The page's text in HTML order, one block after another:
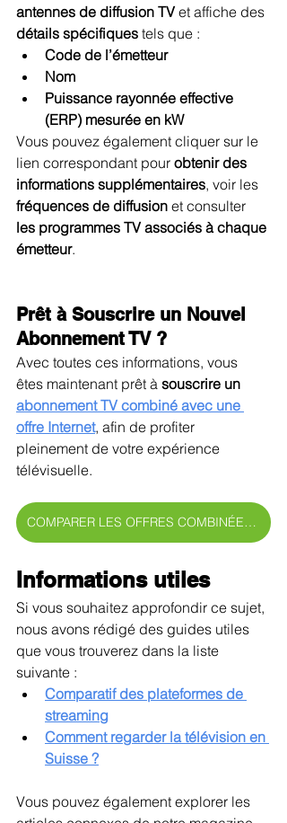
antennes de diffusion TV et affiche des
détails spécifiques tels que :
Code de l’émetteur
Nom
Puissance rayonnée effective
(ERP) mesurée en kW
Vous pouvez également cliquer sur le
lien correspondant pour obtenir des
informations supplémentaires, voir les
fréquences de diffusion et consulter
les programmes TV associés à chaque
émetteur.
Prêt à Souscrire un Nouvel
Abonnement TV ?
Avec toutes ces informations, vous
êtes maintenant prêt à souscrire un
abonnement TV combiné avec une
offre Internet, afin de profiter
pleinement de votre expérience
télévisuelle.
COMPARER LES OFFRES COMBINÉES >
Informations utiles
Si vous souhaitez approfondir ce sujet,
nous avons rédigé des guides utiles
que vous trouverez dans la liste
suivante :
Comparatif des plateformes de
streaming
Comment regarder la télévision en
Suisse ?
Vous pouvez également explorer les